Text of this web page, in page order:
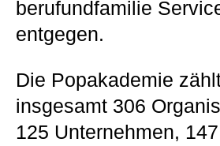
berufundfamilie
entgegen.
Die Popakademie
insgesamt 306
125 Unternehmen,